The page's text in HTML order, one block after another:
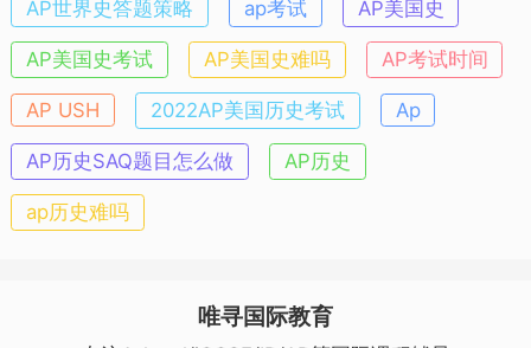
AP世界史答题策略 ap考试 AP美国史
AP美国史考试 AP美国史难吗 AP考试时间
AP USH 2022AP美国历史考试 Ap
AP历史SAQ题目怎么做 AP历史
ap历史难吗
唯寻国际教育